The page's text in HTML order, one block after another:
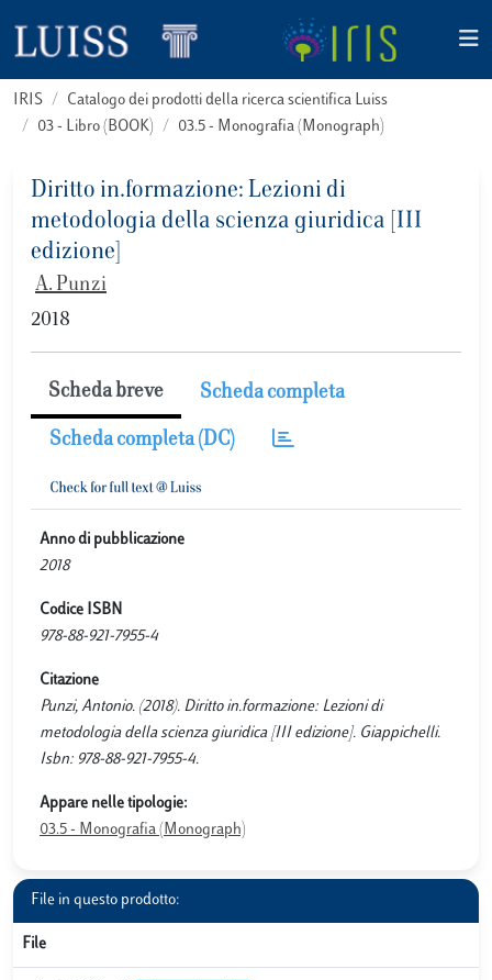
IRIS
Catalogo dei prodotti della ricerca scientifica Luiss
03 - Libro (BOOK)
03.5 - Monografia (Monograph)
Diritto in.formazione: Lezioni di
metodologia della scienza giuridica [III
edizione]
A. Punzi
2018
Scheda breve Scheda completa
Scheda completa (DC)
Anno di pubblicazione
2018
Codice ISBN
978-88-921-7955-4
Citazione
Punzi, Antonio. (2018). Diritto in.formazione: Lezioni di
metodologia della scienza giuridica [III edizione]. Giappichelli.
Isbn: 978-88-921-7955-4.
Appare nelle tipologie:
03.5 - Monografia (Monograph)
File in questo prodotto:
File